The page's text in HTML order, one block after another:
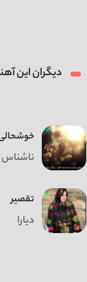
دیگران این
ناشناس
تقصیر
دیارا